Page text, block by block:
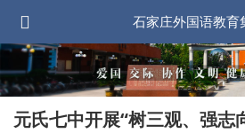
石家庄外国语教育
元氏七中开展“树三观、强志